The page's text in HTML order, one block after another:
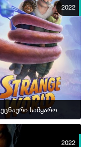
2022
უცნაური სამყარო
2022